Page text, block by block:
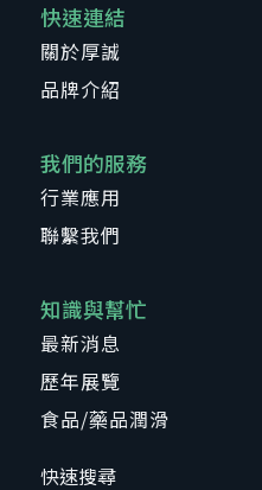
快速連結
關於厚誠
品牌介紹
我們的服務
行業應用
聯繫我們
知識與幫忙
最新消息
歷年展覽
食品/藥品潤滑